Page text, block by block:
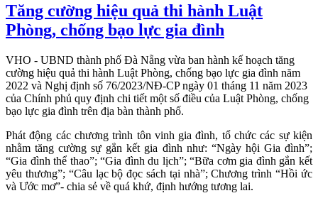
Tăng cường hiệu quả thi hành Luật
Phòng, chống bạo lực gia đình
VHO - UBND thành phố Đà Nẵng vừa ban hành kế hoạch tăng
cường hiệu quả thi hành Luật Phòng, chống bạo lực gia đình năm
2022 và Nghị định số 76/2023/NĐ-CP ngày 01 tháng 11 năm 2023
của Chính phủ quy định chi tiết một số điều của Luật Phòng, chống
bạo lực gia đình trên địa bàn thành phố.
Phát động các chương trình tôn vinh gia đình, tổ chức các sự kiện
nhằm tăng cường sự gắn kết gia đình như: “Ngày hội Gia đình”;
“Gia đình thể thao”; “Gia đình du lịch”; “Bữa cơm gia đình gắn kết
yêu thương”; “Câu lạc bộ đọc sách tại nhà”; Chương trình “Hồi ức
và Ước mơ”- chia sẻ về quá khứ, định hướng tương lai.